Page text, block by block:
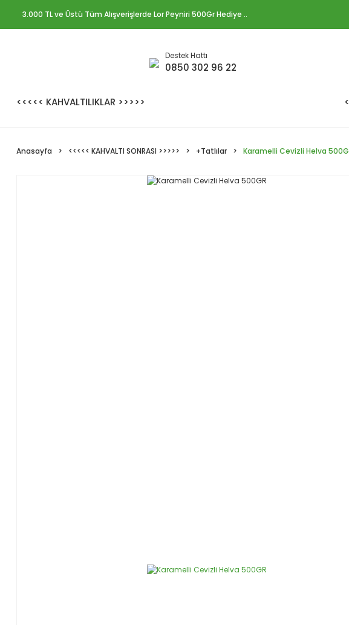
3.000 TL ve Üstü Tüm Alışverişlerde Lor Peyniri 500Gr Hediye ..
Destek Hattı
0850 302 96 22
<<<<< KAHVALTILIKLAR >>>>>
Anasayfa <<<<< KAHVALTI SONRASI >>>>> +Tatlılar Karamelli Cevizli Helva